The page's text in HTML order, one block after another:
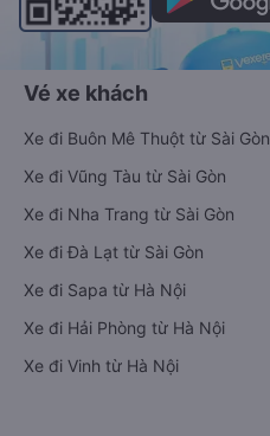
Vé xe khách
Xe đi Buôn Mê Thuột từ Sài Gòn
Xe đi Vũng Tàu từ Sài Gòn
Xe đi Nha Trang từ Sài Gòn
Xe đi Đà Lạt từ Sài Gòn
Xe đi Sapa từ Hà Nội
Xe đi Hải Phòng từ Hà Nội
Xe đi Vinh từ Hà Nội